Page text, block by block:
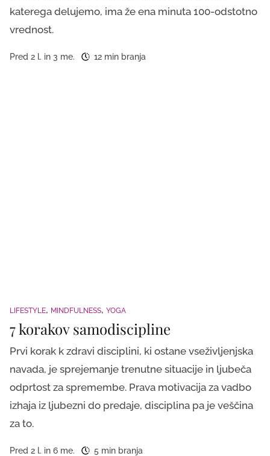
katerega delujemo, ima že ena minuta 100-odstotno
vrednost.
Pred 2 l. in 3 me. 12 min branja
LIFESTYLE MINDFULNESS YOGA
7 korakov samodiscipline
Prvi korak k zdravi disciplini, ki ostane vseživljenjska
navada, je sprejemanje trenutne situacije in ljubeča
odprtost za spremembe. Prava motivacija za vadbo
izhaja iz ljubezni do predaje, disciplina pa je veščina
za to.
Pred 2 l. in 6 me. 5 min branja